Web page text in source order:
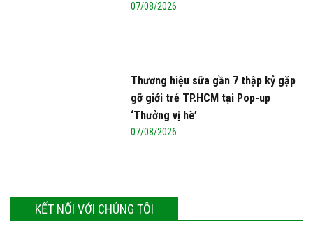
07/08/2026
Thương hiệu sữa gần 7 thập kỷ gặp
gỡ giới trẻ TP.HCM tại Pop-up
‘Thưởng vị hè’
07/08/2026
KẾT NỐI VỚI CHÚNG TÔI